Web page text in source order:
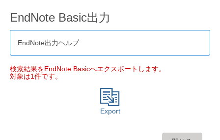
EndNote Basic出力
EndNote出力ヘルプ
検索結果をEndNote Basicへエクスポートします。
対象は1件です。
Export